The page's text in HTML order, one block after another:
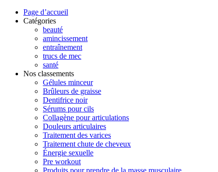
Page d’accueil
Catégories
beauté
amincissement
entraînement
trucs de mec
santé
Nos classements
Gélules minceur
Brûleurs de graisse
Dentifrice noir
Sérums pour cils
Collagène pour articulations
Douleurs articulaires
Traitement des varices
Traitement chute de cheveux
Énergie sexuelle
Pre workout
Produits pour prendre de la masse musculaire